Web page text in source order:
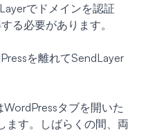
でドメインを認証
る必要があります。
を離れてSendLayer
タブを開いた
ます。しばらくの間、両